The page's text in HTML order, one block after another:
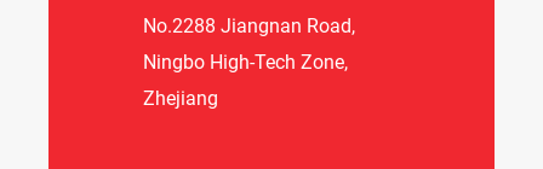
Νο.2288 Jiangnan Road,
Ningbo High-Tech Zone,
Zhejiang